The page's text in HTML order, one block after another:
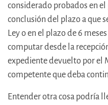
considerado probados en
conclusión del plazo a que
Ley o en el plazo de 6
computar desde la
expediente devuelto por el
competente que deba
Entender otra cosa podría